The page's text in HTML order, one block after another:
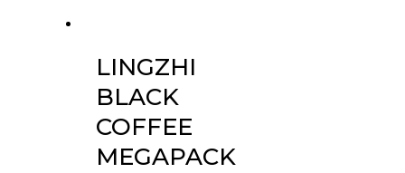
LINGZHI
BLACK
COFFEE
MEGAPACK